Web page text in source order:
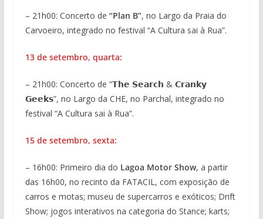
– 21h00: Concerto de “Plan B”, no Largo da Praia do
Carvoeiro, integrado no festival “A Cultura sai à Rua”.
13 de setembro, quarta:
– 21h00: Concerto de “𝗧𝗵𝗲 𝗦𝗲𝗮𝗿𝗰𝗵 & 𝗖𝗿𝗮𝗻𝗸𝘆
𝗚𝗲𝗲𝗸𝘀”, no Largo da CHE, no Parchal, integrado no
festival “A Cultura sai à Rua”.
15 de setembro, sexta:
– 16h00: Primeiro dia do Lagoa Motor Show, a partir
das 16h00, no recinto da FATACIL, com exposição de
carros e motas; museu de supercarros e exóticos; Drift
Show; jogos interativos na categoria do Stance; karts;